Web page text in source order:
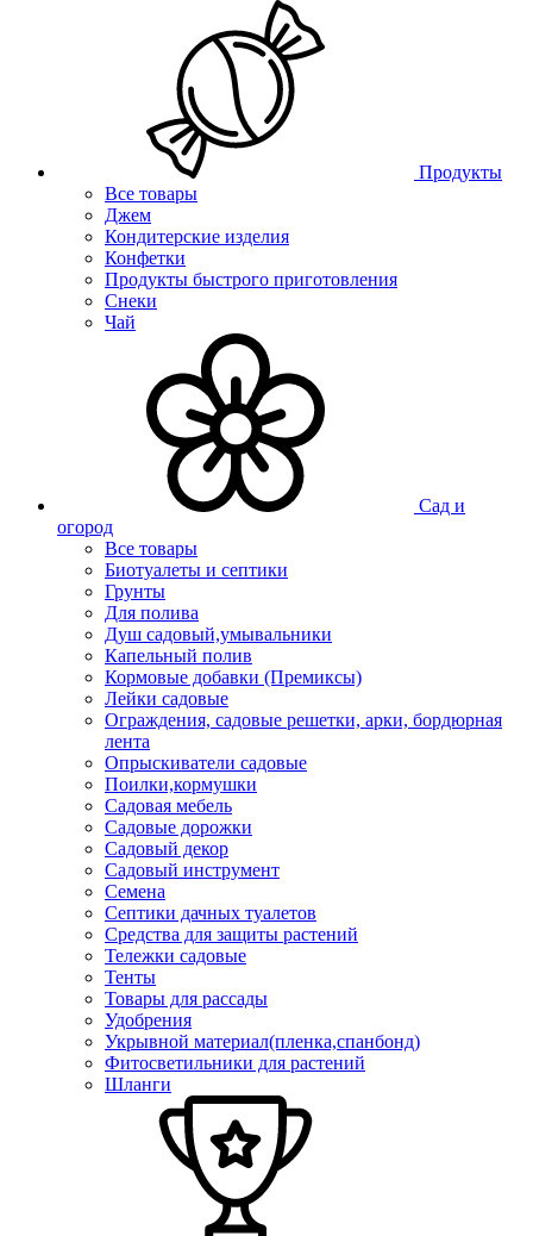
Продукты
Все товары
Джем
Кондитерские изделия
Конфетки
Продукты быстрого приготовления
Снеки
Чай
Сад и
огород
Все товары
Биотуалеты и септики
Грунты
Для полива
Душ садовый,умывальники
Капельный полив
Кормовые добавки (Премиксы)
Лейки садовые
Ограждения, садовые решетки, арки, бордюрная
лента
Опрыскиватели садовые
Поилки,кормушки
Садовая мебель
Садовые дорожки
Садовый декор
Садовый инструмент
Семена
Септики дачных туалетов
Средства для защиты растений
Тележки садовые
Тенты
Товары для рассады
Удобрения
Укрывной материал(пленка,спанбонд)
Фитосветильники для растений
Шланги